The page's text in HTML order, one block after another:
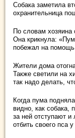
Собака заметила
охранительница
По словам хозяина
Она крикнула:
побежал на помощь
Жители дома
Также светили на
так надо делать,
Когда пума
видно, как собака,
за ней отступают
отбить своего пса